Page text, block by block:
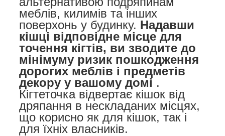
меблів, килимів та інших
поверхонь у будинку. Надавши
кішці відповідне місце для
точення кігтів, ви зводите до
мінімуму ризик пошкодження
дорогих меблів і предметів
декору у вашому домі .
Кігтеточка відвертає кішок від
дряпання в нескладаних місцях,
що корисно як для кішок, так і
для їхніх власників.